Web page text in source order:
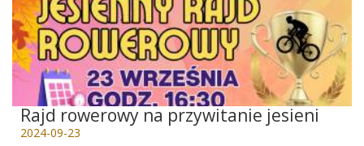
Rajd rowerowy na przywitanie jesieni
2024-09-23